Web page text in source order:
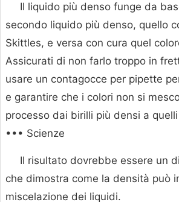
Il liquido più denso funge da
secondo liquido più denso, quello
Skittles, e versa con cura quel
Assicurati di non farlo troppo in
usare un contagocce per pipette
e garantire che i colori non si
processo dai birilli più densi a
••• Scienze
Il risultato dovrebbe essere un
che dimostra come la densità può
miscelazione dei liquidi.